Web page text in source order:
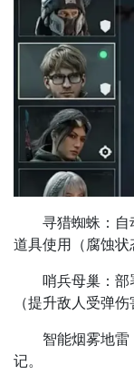
寻猎蜘蛛：自
道具使用（腐蚀状
哨兵母巢：部
（提升敌人受弹
智能烟雾地雷
记。